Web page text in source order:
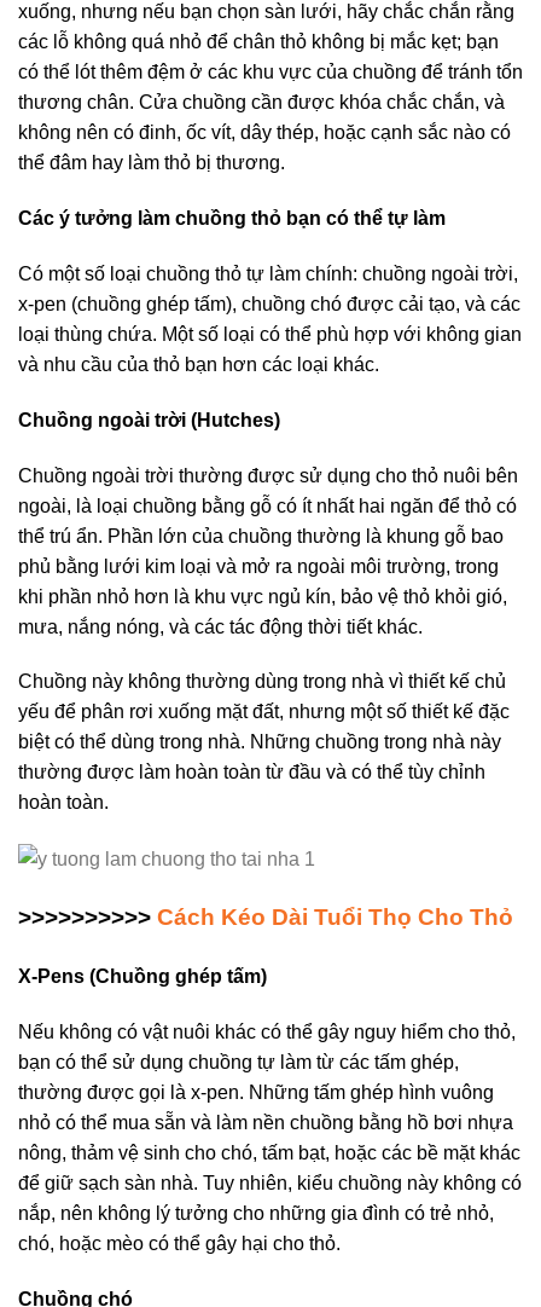
xuống, nhưng nếu bạn chọn sàn lưới, hãy chắc chắn rằng
các lỗ không quá nhỏ để chân thỏ không bị mắc kẹt; bạn
có thể lót thêm đệm ở các khu vực của chuồng để tránh tổn
thương chân. Cửa chuồng cần được khóa chắc chắn, và
không nên có đinh, ốc vít, dây thép, hoặc cạnh sắc nào có
thể đâm hay làm thỏ bị thương.
Các ý tưởng làm chuồng thỏ bạn có thể tự làm
Có một số loại chuồng thỏ tự làm chính: chuồng ngoài trời,
x-pen (chuồng ghép tấm), chuồng chó được cải tạo, và các
loại thùng chứa. Một số loại có thể phù hợp với không gian
và nhu cầu của thỏ bạn hơn các loại khác.
Chuồng ngoài trời (Hutches)
Chuồng ngoài trời thường được sử dụng cho thỏ nuôi bên
ngoài, là loại chuồng bằng gỗ có ít nhất hai ngăn để thỏ có
thể trú ẩn. Phần lớn của chuồng thường là khung gỗ bao
phủ bằng lưới kim loại và mở ra ngoài môi trường, trong
khi phần nhỏ hơn là khu vực ngủ kín, bảo vệ thỏ khỏi gió,
mưa, nắng nóng, và các tác động thời tiết khác.
Chuồng này không thường dùng trong nhà vì thiết kế chủ
yếu để phân rơi xuống mặt đất, nhưng một số thiết kế đặc
biệt có thể dùng trong nhà. Những chuồng trong nhà này
thường được làm hoàn toàn từ đầu và có thể tùy chỉnh
hoàn toàn.
>>>>>>>>>> Cách Kéo Dài Tuổi Thọ Cho Thỏ
X-Pens (Chuồng ghép tấm)
Nếu không có vật nuôi khác có thể gây nguy hiểm cho thỏ,
bạn có thể sử dụng chuồng tự làm từ các tấm ghép,
thường được gọi là x-pen. Những tấm ghép hình vuông
nhỏ có thể mua sẵn và làm nền chuồng bằng hồ bơi nhựa
nông, thảm vệ sinh cho chó, tấm bạt, hoặc các bề mặt khác
để giữ sạch sàn nhà. Tuy nhiên, kiểu chuồng này không có
nắp, nên không lý tưởng cho những gia đình có trẻ nhỏ,
chó, hoặc mèo có thể gây hại cho thỏ.
Chuồng chó